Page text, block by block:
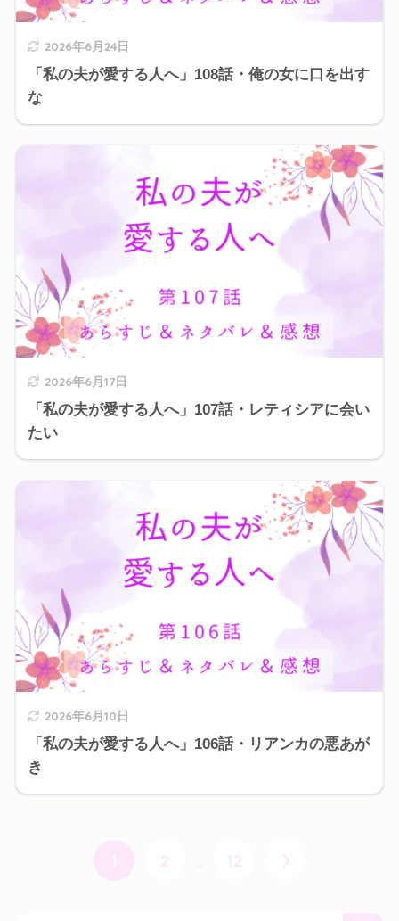
2026年6月24日
「私の夫が愛する人へ」108話・俺の女に口を出す
な
2026年6月17日
「私の夫が愛する人へ」107話・レティシアに会い
たい
2026年6月10日
「私の夫が愛する人へ」106話・リアンカの悪あが
き